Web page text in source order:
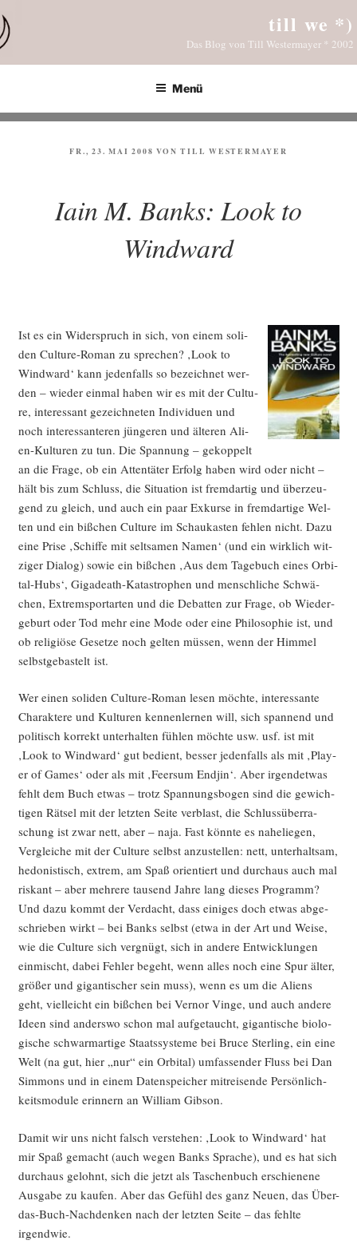
Inhalt
springen
till we *)
Das Blog von Till Westermayer * 2002
Menü
VERÖFFENTLICHT
FR., 23. MAI 2008 VONTILL WESTERMAYER
Iain M. Banks: Look to
Windward
Ist es ein Wider­spruch in sich, von einem soli­
den Cul­tu­re-Roman zu spre­chen? ‚Look to
Wind­ward‘ kann jeden­falls so bezeich­net wer­
den – wie­der ein­mal haben wir es mit der Cul­tu­
re, inter­es­sant gezeich­ne­ten Indi­vi­du­en und
noch inter­es­san­te­ren jün­ge­ren und älte­ren Ali­
en-Kul­tu­ren zu tun. Die Span­nung – gekop­pelt
an die Fra­ge, ob ein Atten­tä­ter Erfolg haben wird oder nicht –
hält bis zum Schluss, die Situa­ti­on ist fremd­ar­tig und über­zeu­
gend zu gleich, und auch ein paar Exkur­se in fremd­ar­ti­ge Wel­
ten und ein biß­chen Cul­tu­re im Schau­kas­ten feh­len nicht. Dazu
eine Pri­se ‚Schif­fe mit selt­sa­men Namen‘ (und ein wirk­lich wit­
zi­ger Dia­log) sowie ein biß­chen ‚Aus dem Tage­buch eines Orbi­
tal-Hubs‘, Giga­de­ath-Kata­stro­phen und mensch­li­che Schwä­
chen, Extrem­sport­ar­ten und die Debat­ten zur Fra­ge, ob Wie­der­
ge­burt oder Tod mehr eine Mode oder eine Phi­lo­so­phie ist, und
ob reli­giö­se Geset­ze noch gel­ten müs­sen, wenn der Him­mel
selbst­ge­bas­telt ist.
Wer einen soli­den Cul­tu­re-Roman lesen möch­te, inter­es­san­te
Cha­rak­te­re und Kul­tu­ren ken­nen­ler­nen will, sich span­nend und
poli­tisch kor­rekt unter­hal­ten füh­len möch­te usw. usf. ist mit
‚Look to Wind­ward‘ gut bedient, bes­ser jeden­falls als mit ‚Play­
er of Games‘ oder als mit ‚Feer­sum End­jin‘. Aber irgend­et­was
fehlt dem Buch etwas – trotz Span­nungs­bo­gen sind die gewich­
ti­gen Rät­sel mit der letz­ten Sei­te verb­last, die Schluss­über­ra­
schung ist zwar nett, aber – naja. Fast könn­te es nahe­lie­gen,
Ver­glei­che mit der Cul­tu­re selbst anzu­stel­len: nett, unter­halt­sam,
hedo­nis­tisch, extrem, am Spaß ori­en­tiert und durch­aus auch mal
ris­kant – aber meh­re­re tau­send Jah­re lang die­ses Pro­gramm?
Und dazu kommt der Ver­dacht, dass eini­ges doch etwas abge­
schrie­ben wirkt – bei Banks selbst (etwa in der Art und Wei­se,
wie die Cul­tu­re sich ver­gnügt, sich in ande­re Ent­wick­lun­gen
ein­mischt, dabei Feh­ler begeht, wenn alles noch eine Spur älter,
grö­ßer und gigan­ti­scher sein muss), wenn es um die Ali­ens
geht, viel­leicht ein biß­chen bei Ver­nor Vin­ge, und auch ande­re
Ideen sind anders­wo schon mal auf­ge­taucht, gigan­ti­sche bio­lo­
gi­sche schwarm­ar­ti­ge Staats­sys­te­me bei Bruce Ster­ling, ein eine
Welt (na gut, hier „nur“ ein Orbi­tal) umfas­sen­der Fluss bei Dan
Sim­mons und in einem Daten­spei­cher mit­rei­sen­de Per­sön­lich­
keits­mo­du­le erin­nern an Wil­liam Gibson.
Damit wir uns nicht falsch ver­ste­hen: ‚Look to Wind­ward‘ hat
mir Spaß gemacht (auch wegen Banks Spra­che), und es hat sich
durch­aus gelohnt, sich die jetzt als Taschen­buch erschie­ne­ne
Aus­ga­be zu kau­fen. Aber das Gefühl des ganz Neu­en, das Über-
das-Buch-Nach­den­ken nach der letz­ten Sei­te – das fehl­te
irgendwie.